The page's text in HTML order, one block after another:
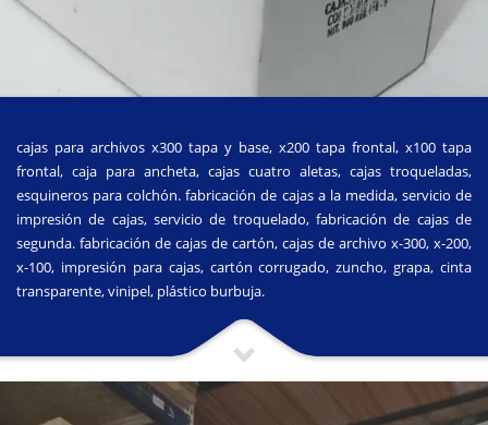
cajas para archivos x300 tapa y base, x200 tapa frontal, x100 tapa
frontal, caja para ancheta, cajas cuatro aletas, cajas troqueladas,
esquineros para colchón. fabricación de cajas a la medida, servicio de
impresión de cajas, servicio de troquelado, fabricación de cajas de
segunda. fabricación de cajas de cartón, cajas de archivo x-300, x-200,
x-100, impresión para cajas, cartón corrugado, zuncho, grapa, cinta
transparente, vinipel, plástico burbuja.